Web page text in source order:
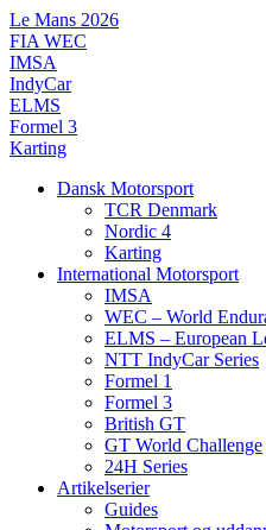
Videre
til
indhold
Le Mans 2026
FIA WEC
IMSA
IndyCar
ELMS
Formel 3
Karting
Dansk Motorsport
TCR Denmark
Nordic 4
Karting
International Motorsport
IMSA
WEC – World
ELMS – European
NTT IndyCar Series
Formel 1
Formel 3
British GT
GT World Challenge
24H Series
Artikelserier
Guides